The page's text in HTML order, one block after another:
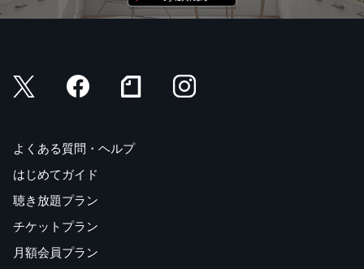
よくある質問・ヘルプ
はじめてガイド
聴き放題プラン
チケットプラン
月額会員プラン